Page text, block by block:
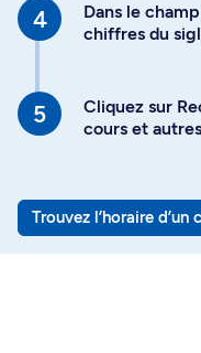
Dans le
chiffres du
Cliquez sur
cours et
Trouvez l’horaire d’un